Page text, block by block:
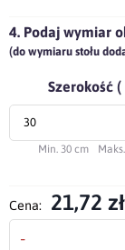
4. Podaj wymiar
(do wymiaru stołu
Szerokość (
Min. 30 cm
Cena: 21,72 zł
-